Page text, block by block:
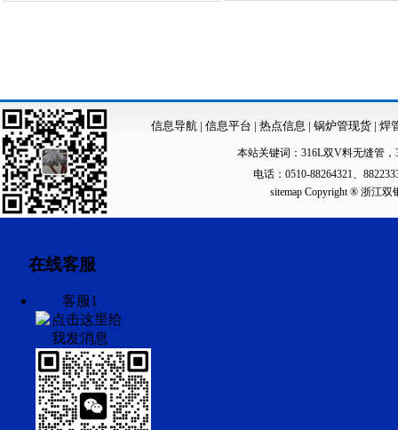
信息导航| 信息平台 | 热点信息 | 锅炉管现货 | 焊
本站关键词： 316L双V料无缝管 ，
电话：0510-88264321、
sitemapCopyright ® 浙江双
在线客服
客服1